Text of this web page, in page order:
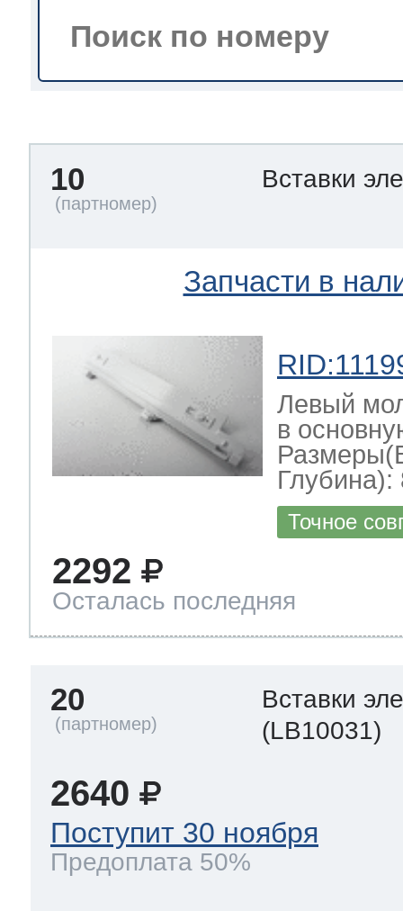
по уходу
10 Вставки
Запчасти в
Левый
в
Глубина):
Точное
2292
Осталась последняя
20
Вставки
(LB10031)
2640
Поступит 30 ноября
Предоплата 50%